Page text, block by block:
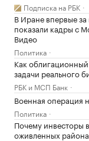
Подписка на РБК
В Иране впервые за
показали кадры с
Видео
Политика
Как
задачи реального
РБК и МСП Банк
Военная операция
Политика
Почему инвесторы
оживленных